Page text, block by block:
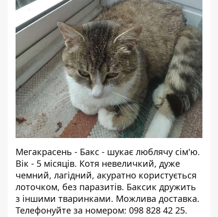
Мегакрасень - Бакс - шукає люблячу сім'ю.
Вік - 5 місяців. Котя невеличкий, дуже
чемний, лагідний, акуратно користується
лоточком, без паразитів. Баксик дружить
з іншими тваринками. Можлива доставка.
Телефонуйте за номером: 098 828 42 25.